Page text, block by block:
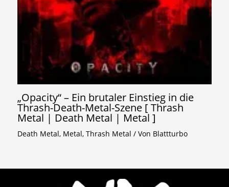
„Opacity“ – Ein brutaler Einstieg in die
Thrash-Death-Metal-Szene [ Thrash
Metal | Death Metal | Metal ]
Death Metal, Metal,Thrash Metal / Von Blattturbo